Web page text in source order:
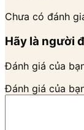
Chưa có đánh
Hãy là người
Đánh giá của
Đánh giá của